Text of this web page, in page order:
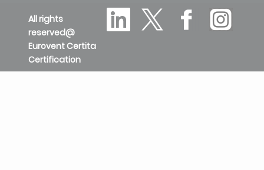
All rights
reserved@
Eurovent Certita
Certification